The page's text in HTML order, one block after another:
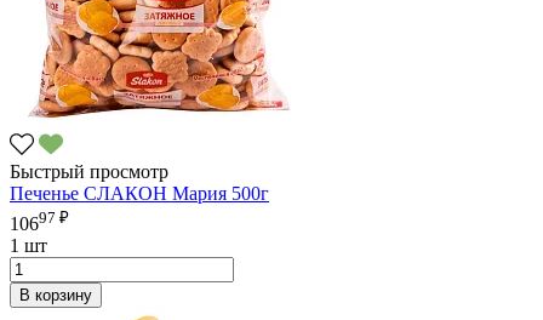
Быстрый просмотр
Печенье СЛАКОН Мария 500г
10697 ₽
1 шт
В корзину